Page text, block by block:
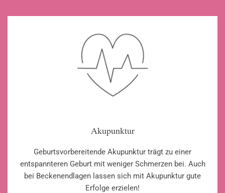
Akupunktur
Geburtsvorbereitende Akupunktur trägt zu einer
entspannteren Geburt mit weniger Schmerzen bei. Auch
bei Beckenendlagen lassen sich mit Akupunktur gute
Erfolge erzielen!